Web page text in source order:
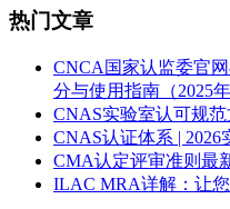
热门文章
CNCA国家认监委官
分与使用指南（2025
CNAS实验室认可规
CNAS认证体系 | 2026
CMA认定评审准则最
ILAC MRA详解：让